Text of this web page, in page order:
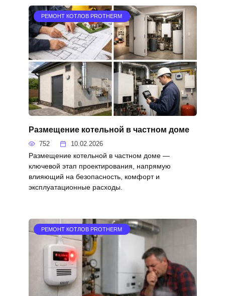
РЕМОНТ КОТЛОВ PROTHERM
Размещение котельной в частном доме
752 10.02.2026
Размещение котельной в частном доме —
ключевой этап проектирования, напрямую
влияющий на безопасность, комфорт и
эксплуатационные расходы.
РЕМОНТ КОТЛОВ PROTHERM